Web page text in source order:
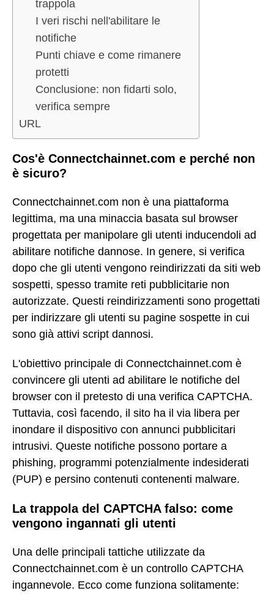
trappola
I veri rischi nell'abilitare le
notifiche
Punti chiave e come rimanere
protetti
Conclusione: non fidarti solo,
verifica sempre
URL
Cos'è Connectchainnet.com e perché non
è sicuro?
Connectchainnet.com non è una piattaforma
legittima, ma una minaccia basata sul browser
progettata per manipolare gli utenti inducendoli ad
abilitare notifiche dannose. In genere, si verifica
dopo che gli utenti vengono reindirizzati da siti web
sospetti, spesso tramite reti pubblicitarie non
autorizzate. Questi reindirizzamenti sono progettati
per indirizzare gli utenti su pagine sospette in cui
sono già attivi script dannosi.
L'obiettivo principale di Connectchainnet.com è
convincere gli utenti ad abilitare le notifiche del
browser con il pretesto di una verifica CAPTCHA.
Tuttavia, così facendo, il sito ha il via libera per
inondare il dispositivo con annunci pubblicitari
intrusivi. Queste notifiche possono portare a
phishing, programmi potenzialmente indesiderati
(PUP) e persino contenuti contenenti malware.
La trappola del CAPTCHA falso: come
vengono ingannati gli utenti
Una delle principali tattiche utilizzate da
Connectchainnet.com è un controllo CAPTCHA
ingannevole. Ecco come funziona solitamente: